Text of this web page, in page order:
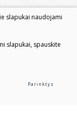
slapukai naudojami
slapukai, spauskite
Parinktys